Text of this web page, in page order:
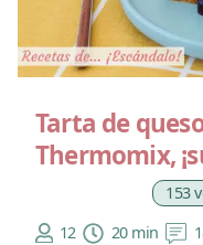
Tarta de
Thermomix,
153
12
20 min